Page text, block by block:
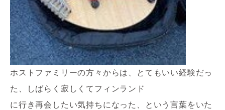
ホストファミリーの方々からは、とてもいい経験だっ
た、しばらく寂しくてフィンランド
に行き再会したい気持ちになった、という言葉をいた